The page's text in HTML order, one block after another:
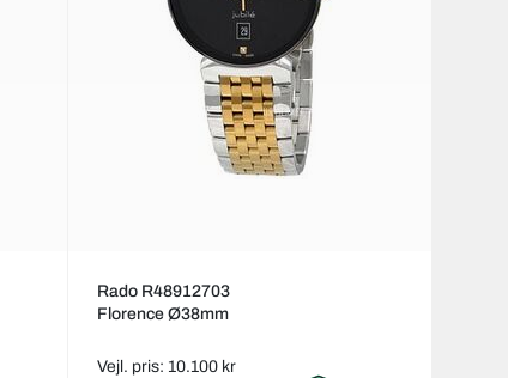
Rado R48912703
Florence Ø38mm
Vejl. pris: 10.100 kr